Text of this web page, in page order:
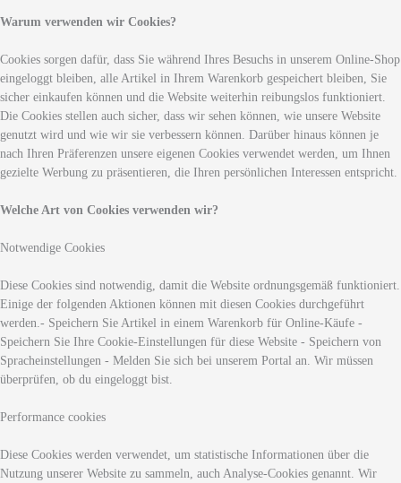
Warum verwenden wir Cookies?
Cookies sorgen dafür, dass Sie während Ihres Besuchs in unserem Online-Shop
eingeloggt bleiben, alle Artikel in Ihrem Warenkorb gespeichert bleiben, Sie
sicher einkaufen können und die Website weiterhin reibungslos funktioniert.
Die Cookies stellen auch sicher, dass wir sehen können, wie unsere Website
genutzt wird und wie wir sie verbessern können. Darüber hinaus können je
nach Ihren Präferenzen unsere eigenen Cookies verwendet werden, um Ihnen
gezielte Werbung zu präsentieren, die Ihren persönlichen Interessen entspricht.
Welche Art von Cookies verwenden wir?
Notwendige Cookies
Diese Cookies sind notwendig, damit die Website ordnungsgemäß funktioniert.
Einige der folgenden Aktionen können mit diesen Cookies durchgeführt
werden.- Speichern Sie Artikel in einem Warenkorb für Online-Käufe -
Speichern Sie Ihre Cookie-Einstellungen für diese Website - Speichern von
Spracheinstellungen - Melden Sie sich bei unserem Portal an. Wir müssen
überprüfen, ob du eingeloggt bist.
Performance cookies
Diese Cookies werden verwendet, um statistische Informationen über die
Nutzung unserer Website zu sammeln, auch Analyse-Cookies genannt. Wir